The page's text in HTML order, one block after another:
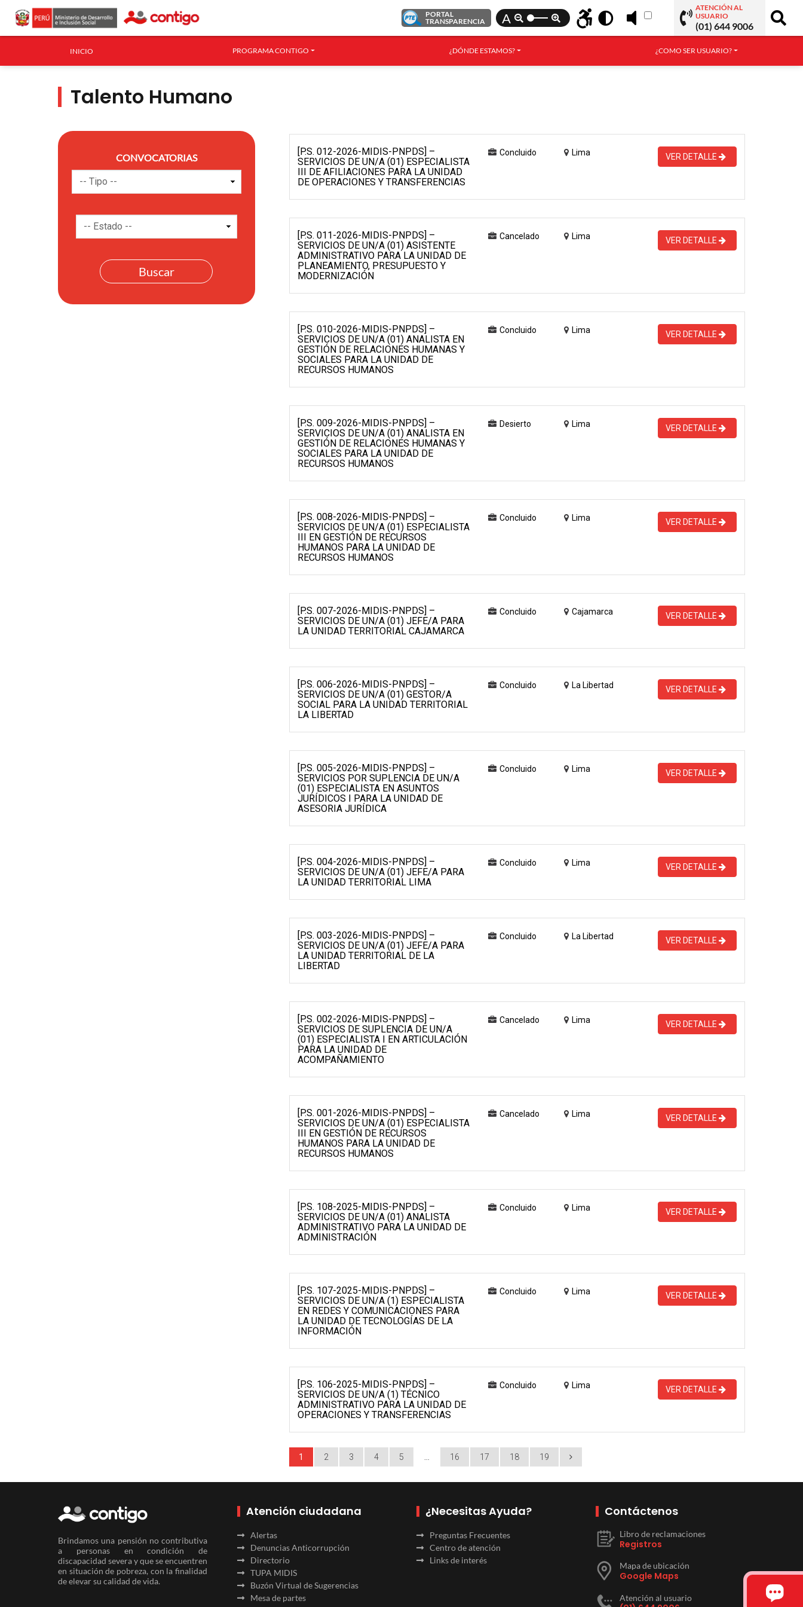
PORTAL
TRANSPARENCIA
A
ATENCIÓN AL
USUARIO
(01) 644 9006
INICIO PROGRAMA CONTIGO ¿DÓNDE ESTAMOS? ¿COMO SER USUARIO?
Talento Humano
CONVOCATORIAS
[P.S. 012-2026-MIDIS-PNPDS] –
SERVICIOS DE UN/A (01) ESPECIALISTA
III DE AFILIACIONES PARA LA UNIDAD
DE OPERACIONES Y TRANSFERENCIAS
Concluido Lima VER DETALLE
[P.S. 011-2026-MIDIS-PNPDS] –
SERVICIOS DE UN/A (01) ASISTENTE
ADMINISTRATIVO PARA LA UNIDAD DE
PLANEAMIENTO, PRESUPUESTO Y
MODERNIZACIÓN
Cancelado Lima VER DETALLE
[P.S. 010-2026-MIDIS-PNPDS] –
SERVICIOS DE UN/A (01) ANALISTA EN
GESTIÓN DE RELACIONES HUMANAS Y
SOCIALES PARA LA UNIDAD DE
RECURSOS HUMANOS
Concluido Lima VER DETALLE
[P.S. 009-2026-MIDIS-PNPDS] –
SERVICIOS DE UN/A (01) ANALISTA EN
GESTIÓN DE RELACIONES HUMANAS Y
SOCIALES PARA LA UNIDAD DE
RECURSOS HUMANOS
Desierto Lima VER DETALLE
[P.S. 008-2026-MIDIS-PNPDS] –
SERVICIOS DE UN/A (01) ESPECIALISTA
III EN GESTIÓN DE RECURSOS
HUMANOS PARA LA UNIDAD DE
RECURSOS HUMANOS
Concluido Lima VER DETALLE
[P.S. 007-2026-MIDIS-PNPDS] –
SERVICIOS DE UN/A (01) JEFE/A PARA
LA UNIDAD TERRITORIAL CAJAMARCA
Concluido Cajamarca VER DETALLE
[P.S. 006-2026-MIDIS-PNPDS] –
SERVICIOS DE UN/A (01) GESTOR/A
SOCIAL PARA LA UNIDAD TERRITORIAL
LA LIBERTAD
Concluido La Libertad VER DETALLE
[P.S. 005-2026-MIDIS-PNPDS] –
SERVICIOS POR SUPLENCIA DE UN/A
(01) ESPECIALISTA EN ASUNTOS
JURÍDICOS I PARA LA UNIDAD DE
ASESORIA JURÍDICA
Concluido Lima VER DETALLE
[P.S. 004-2026-MIDIS-PNPDS] –
SERVICIOS DE UN/A (01) JEFE/A PARA
LA UNIDAD TERRITORIAL LIMA
Concluido Lima VER DETALLE
[P.S. 003-2026-MIDIS-PNPDS] –
SERVICIOS DE UN/A (01) JEFE/A PARA
LA UNIDAD TERRITORIAL DE LA
LIBERTAD
Concluido La Libertad VER DETALLE
[P.S. 002-2026-MIDIS-PNPDS] –
SERVICIOS DE SUPLENCIA DE UN/A
(01) ESPECIALISTA I EN ARTICULACIÓN
PARA LA UNIDAD DE
ACOMPAÑAMIENTO
Cancelado Lima VER DETALLE
[P.S. 001-2026-MIDIS-PNPDS] –
SERVICIOS DE UN/A (01) ESPECIALISTA
III EN GESTIÓN DE RECURSOS
HUMANOS PARA LA UNIDAD DE
RECURSOS HUMANOS
Cancelado Lima VER DETALLE
[P.S. 108-2025-MIDIS-PNPDS] –
SERVICIOS DE UN/A (01) ANALISTA
ADMINISTRATIVO PARA LA UNIDAD DE
ADMINISTRACIÓN
Concluido Lima VER DETALLE
[P.S. 107-2025-MIDIS-PNPDS] –
SERVICIOS DE UN/A (1) ESPECIALISTA
EN REDES Y COMUNICACIONES PARA
LA UNIDAD DE TECNOLOGÍAS DE LA
INFORMACIÓN
Concluido Lima VER DETALLE
[P.S. 106-2025-MIDIS-PNPDS] –
SERVICIOS DE UN/A (1) TÉCNICO
ADMINISTRATIVO PARA LA UNIDAD DE
OPERACIONES Y TRANSFERENCIAS
Concluido Lima VER DETALLE
1 2 3 4 5 16 17 18 19
Brindamos una pensión no contributiva
a personas en condición de
discapacidad severa y que se encuentren
en situación de pobreza, con la finalidad
de elevar su calidad de vida.
Atención ciudadana
Alertas
Denuncias Anticorrupción
Directorio
TUPA MIDIS
Buzón Virtual de Sugerencias
Mesa de partes
¿Necesitas Ayuda?
Preguntas Frecuentes
Centro de atención
Links de interés
Contáctenos
Libro de reclamaciones
Registros
Mapa de ubicación
Google Maps
Atención al usuario